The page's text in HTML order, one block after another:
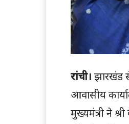
रांची। झारखंड
आवासीय
मुख्यमंत्री ने